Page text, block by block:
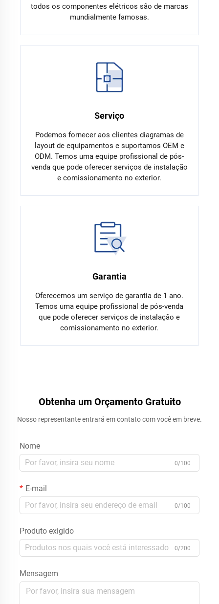
todos os componentes elétricos são de marcas
mundialmente famosas.
Serviço
Podemos fornecer aos clientes diagramas de
layout de equipamentos e suportamos OEM e
ODM. Temos uma equipe profissional de pós-
venda que pode oferecer serviços de instalação
e comissionamento no exterior.
Garantia
Oferecemos um serviço de garantia de 1 ano.
Temos uma equipe profissional de pós-venda
que pode oferecer serviços de instalação e
comissionamento no exterior.
Obtenha um Orçamento Gratuito
Nosso representante entrará em contato com você em breve.
Nome
0/100
E-mail
0/100
Produto exigido
0/200
Mensagem